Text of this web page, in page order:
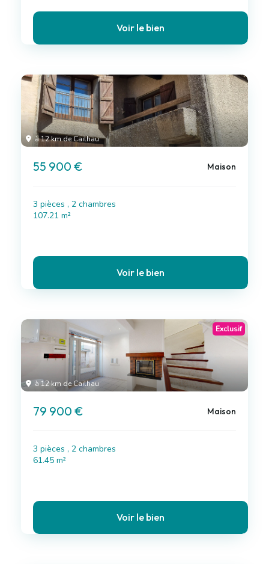
Voir le bien
à 12 km de Cailhau
55 900 € Maison
3 pièces , 2 chambres
107.21 m²
Voir le bien
à 12 km de Cailhau
Exclusif
79 900 € Maison
3 pièces , 2 chambres
61.45 m²
Voir le bien